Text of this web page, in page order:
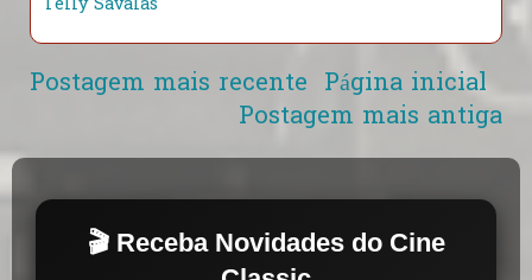
Telly Savalas
Postagem mais recente
Postagem mais antiga
Página inicial
🎬 Receba Novidades do Cine